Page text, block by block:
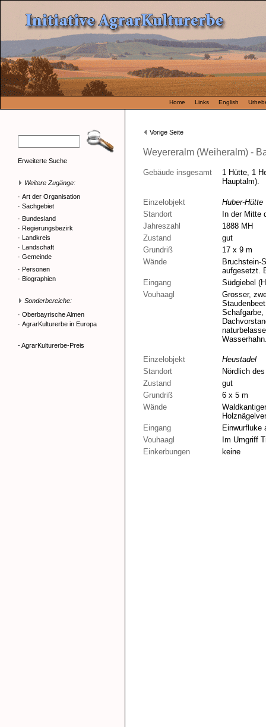
Home Links English
Erweiterte Suche
Weitere Zugänge:
· Art der Organisation
· Sachgebiet
· Bundesland
· Regierungsbezirk
· Landkreis
· Landschaft
· Gemeinde
· Personen
· Biographien
Sonderbereiche:
· Oberbayrische Almen
· AgrarKulturerbe in Europa
- AgrarKulturerbe-Preis
Vorige Seite
Weyereralm (Weiheralm) -
Gebäude insgesamt
1 Hütte, 1
Hauptalm).
Einzelobjekt
Huber-Hütte
Standort
In der Mitte
Jahreszahl
1888 MH
Zustand
gut
Grundriß
17 x 9 m
Wände
Bruchstein-
aufgesetzt.
Eingang
Südgiebel
Vouhaagl
Grosser,
Schafgarbe,
Einzelobjekt
Heustadel
Standort
Nördlich
Zustand
gut
Grundriß
6 x 5 m
Wände
Eingang
Einwurfluke
Vouhaagl
Im Umgriff
Einkerbungen
keine